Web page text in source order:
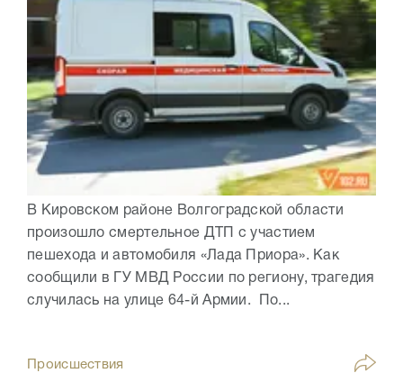
В Кировском районе Волгоградской области
произошло смертельное ДТП с участием
пешехода и автомобиля «Лада Приора». Как
сообщили в ГУ МВД России по региону, трагедия
случилась на улице 64-й Армии. По...
Происшествия